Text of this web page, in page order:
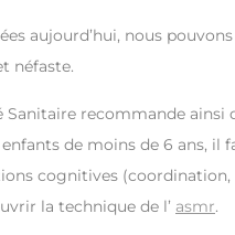
aujourd’hui, nous
néfaste.
Sanitaire recommande ainsi
de moins de 6 ans, il
cognitives
la technique de l’ asmr.